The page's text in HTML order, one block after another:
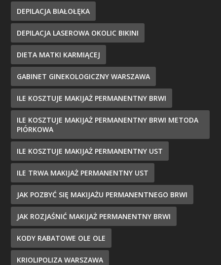
DEPILACJA BIAŁOŁĘKA
DEPILACJA LASEROWA OKOLIC BIKINI
DIETA MATKI KARMIĄCEJ
GABINET GINEKOLOGICZNY WARSZAWA
ILE KOSZTUJE MAKIJAŻ PERMANENTNY BRWI
ILE KOSZTUJE MAKIJAŻ PERMANENTNY BRWI METODA
PIÓRKOWA
ILE KOSZTUJE MAKIJAŻ PERMANENTNY UST
ILE TRWA MAKIJAŻ PERMANENTNY UST
JAK POZBYĆ SIĘ MAKIJAŻU PERMANENTNEGO BRWI
JAK ROZJAŚNIĆ MAKIJAŻ PERMANENTNY BRWI
KODY RABATOWE OLE OLE
KRIOLIPOLIZA WARSZAWA